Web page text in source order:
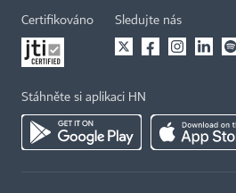
Certifikováno Sledujte nás
Stáhněte si aplikaci HN